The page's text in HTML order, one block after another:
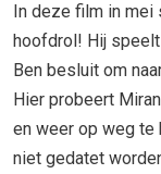
In deze film in mei
hoofdrol! Hij
Ben besluit om
Hier probeert
en weer op weg te
niet gedatet